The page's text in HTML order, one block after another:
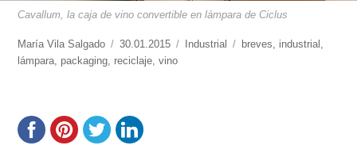
Cavallum, la caja de vino convertible en lámpara de Ciclus
https://www.experimenta.es/author/mariavila/
María Vila Salgado
Publicado
el
30.01.2015 Categorías
Industrial Etiquetas
breves industrial
lámpara packaging reciclaje ,vino